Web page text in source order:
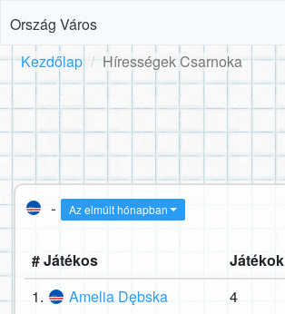
Ország Város
Kezdőlap Hírességek Csarnoka
- Az elmúlt hónapban
# Játékos
Játékok
1.
Amelia Dębska 4